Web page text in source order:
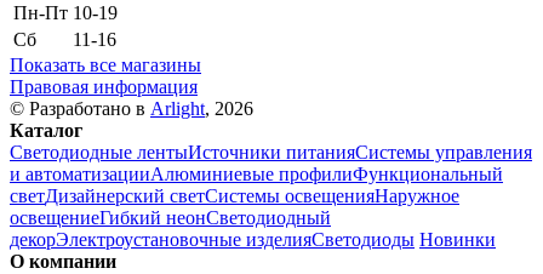
Пн-Пт 10-19
Сб
11-16
Показать все магазины
Правовая информация
© Разработано в Arlight, 2026
Каталог
Светодиодные лентыИсточники питанияСистемы управления
и автоматизацииАлюминиевые профилиФункциональный
светДизайнерский светСистемы освещенияНаружное
освещениеГибкий неонСветодиодный
декорЭлектроустановочные изделияСветодиоды Новинки
О компании